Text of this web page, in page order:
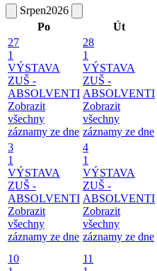
Srpen2026
Po
Út
27
1
VÝSTAVA
ZUŠ -
ABSOLVENTI
Zobrazit
všechny
záznamy ze dne
28
1
VÝSTAVA
ZUŠ -
ABSOLVENTI
Zobrazit
všechny
záznamy ze dne
3
1
VÝSTAVA
ZUŠ -
ABSOLVENTI
Zobrazit
všechny
záznamy ze dne
4
1
VÝSTAVA
ZUŠ -
ABSOLVENTI
Zobrazit
všechny
záznamy ze dne
10
11